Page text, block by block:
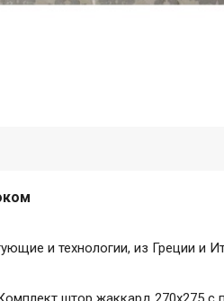
и технологии, из Греции и